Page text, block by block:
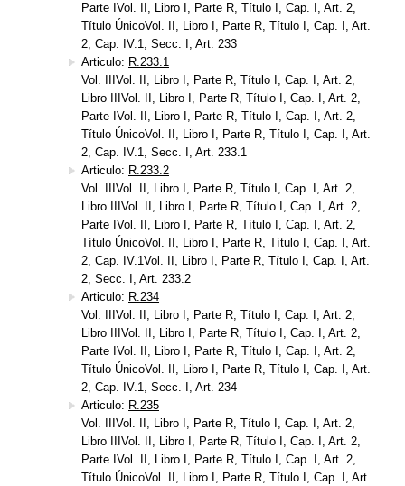
Parte IVol. II, Libro I, Parte R, Título I, Cap. I, Art. 2,
Título ÚnicoVol. II, Libro I, Parte R, Título I, Cap. I, Art.
2, Cap. IV.1, Secc. I, Art. 233
Articulo: R.233.1
Vol. IIIVol. II, Libro I, Parte R, Título I, Cap. I, Art. 2,
Libro IIIVol. II, Libro I, Parte R, Título I, Cap. I, Art. 2,
Parte IVol. II, Libro I, Parte R, Título I, Cap. I, Art. 2,
Título ÚnicoVol. II, Libro I, Parte R, Título I, Cap. I, Art.
2, Cap. IV.1, Secc. I, Art. 233.1
Articulo: R.233.2
Vol. IIIVol. II, Libro I, Parte R, Título I, Cap. I, Art. 2,
Libro IIIVol. II, Libro I, Parte R, Título I, Cap. I, Art. 2,
Parte IVol. II, Libro I, Parte R, Título I, Cap. I, Art. 2,
Título ÚnicoVol. II, Libro I, Parte R, Título I, Cap. I, Art.
2, Cap. IV.1Vol. II, Libro I, Parte R, Título I, Cap. I, Art.
2, Secc. I, Art. 233.2
Articulo: R.234
Vol. IIIVol. II, Libro I, Parte R, Título I, Cap. I, Art. 2,
Libro IIIVol. II, Libro I, Parte R, Título I, Cap. I, Art. 2,
Parte IVol. II, Libro I, Parte R, Título I, Cap. I, Art. 2,
Título ÚnicoVol. II, Libro I, Parte R, Título I, Cap. I, Art.
2, Cap. IV.1, Secc. I, Art. 234
Articulo: R.235
Vol. IIIVol. II, Libro I, Parte R, Título I, Cap. I, Art. 2,
Libro IIIVol. II, Libro I, Parte R, Título I, Cap. I, Art. 2,
Parte IVol. II, Libro I, Parte R, Título I, Cap. I, Art. 2,
Título ÚnicoVol. II, Libro I, Parte R, Título I, Cap. I, Art.